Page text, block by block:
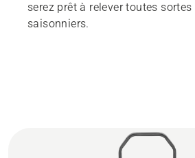
serez prêt à relever toutes
saisonniers.